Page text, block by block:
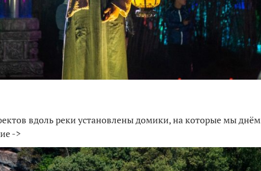
вдоль реки установлены домики, на которые мы днём
->